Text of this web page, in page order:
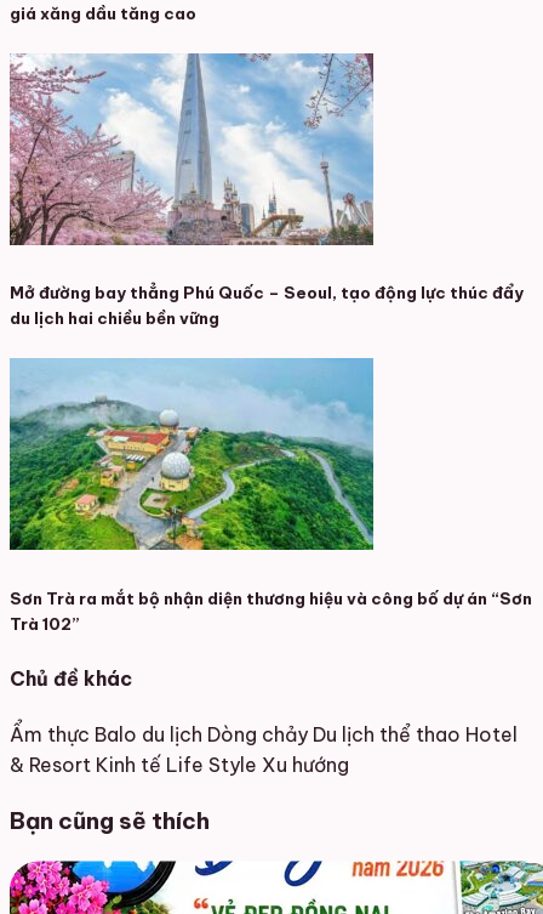
giá xăng dầu tăng cao
Mở đường bay thẳng Phú Quốc – Seoul, tạo động lực thúc đẩy
du lịch hai chiều bền vững
Sơn Trà ra mắt bộ nhận diện thương hiệu và công bố dự án “Sơn
Trà 102”
Chủ đề khác
Ẩm thực Balo du lịch Dòng chảy Du lịch thể thao Hotel
& Resort Kinh tế Life Style Xu hướng
Bạn cũng sẽ thích